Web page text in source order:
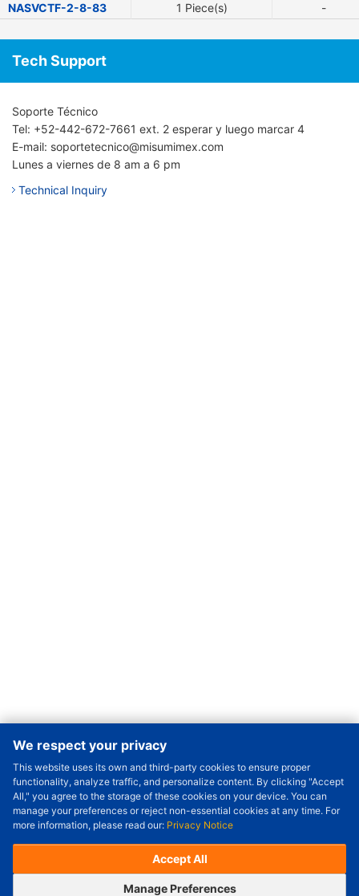
We respect your privacy
This website uses its own and third-party cookies to ensure proper
functionality, analyze traffic, and personalize content. By clicking "Accept
All," you agree to the storage of these cookies on your device. You can
manage your preferences or reject non-essential cookies at any time. For
more information, please read our: Privacy Notice
Accept All
Manage Preferences
NASVCTF-2-8-83
1 Piece(s) -
Tech Support
Soporte Técnico
Tel: +52-442-672-7661 ext. 2 esperar y luego marcar 4
E-mail: soportetecnico@misumimex.com
Lunes a viernes de 8 am a 6 pm
Technical Inquiry
Order Qty. - +
Check Price/Ship Date
Unit Price (USD) :--- Sub-Total (USD) :
(with VAT (USD)) :--- (with VAT (USD)) :---
Add to Cart